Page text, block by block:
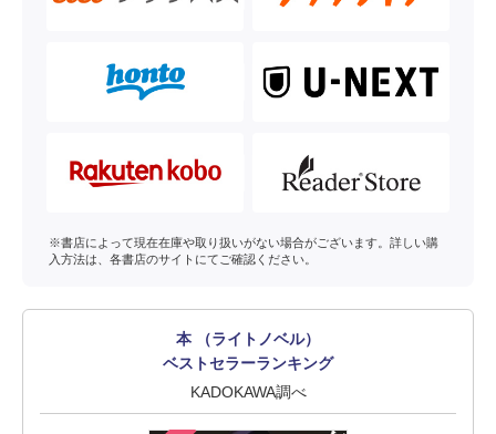
※書店によって現在在庫や取り扱いがない場合がございます。詳しい購
入方法は、各書店のサイトにてご確認ください。
本 （ライトノベル）
ベストセラーランキング
KADOKAWA調べ